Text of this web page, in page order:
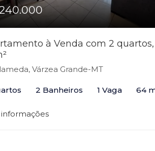
à Venda com 2 quartos,
Várzea Grande-MT
2 Banheiros 1 Vaga 64
informações